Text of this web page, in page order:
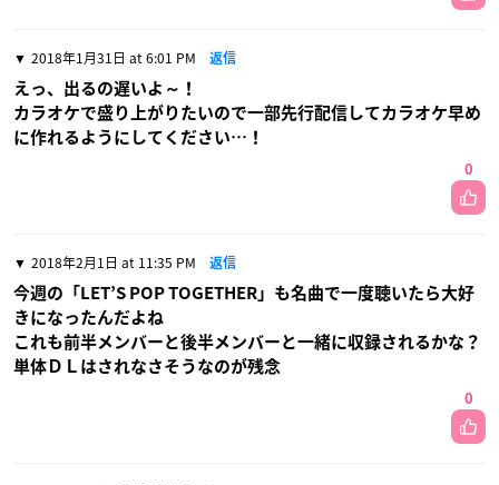
2018年1月31日 at 6:01 PM 返信
えっ、出るの遅いよ～！
カラオケで盛り上がりたいので一部先行配信してカラオケ早め
に作れるようにしてください…！
0
2018年2月1日 at 11:35 PM 返信
今週の「LET’S POP TOGETHER」も名曲で一度聴いたら大好
きになったんだよね
これも前半メンバーと後半メンバーと一緒に収録されるかな？
単体ＤＬはされなさそうなのが残念
0